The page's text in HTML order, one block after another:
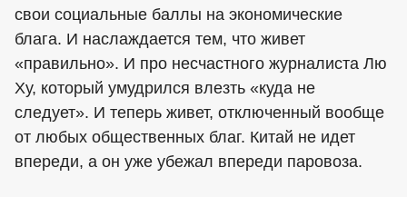
свои социальные баллы на экономические
блага. И наслаждается тем, что живет
«правильно». И про несчастного журналиста Лю
Ху, который умудрился влезть «куда не
следует». И теперь живет, отключенный вообще
от любых общественных благ. Китай не идет
впереди, а он уже убежал впереди паровоза.